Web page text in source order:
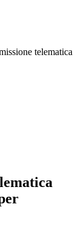
telematica